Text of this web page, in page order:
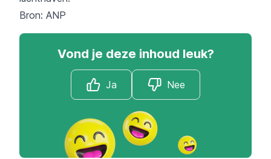
Bron: ANP
Vond je deze inhoud leuk?
Ja Nee